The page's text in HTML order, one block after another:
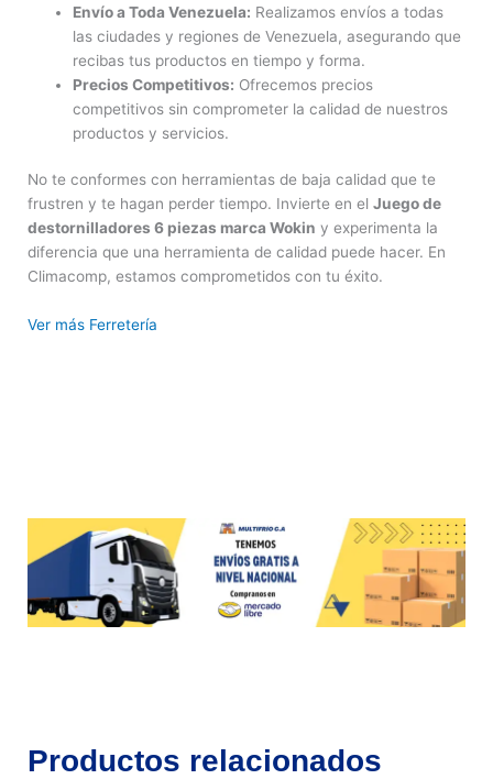
Envío a Toda Venezuela: Realizamos envíos a todas
las ciudades y regiones de Venezuela, asegurando que
recibas tus productos en tiempo y forma.
Precios Competitivos: Ofrecemos precios
competitivos sin comprometer la calidad de nuestros
productos y servicios.
No te conformes con herramientas de baja calidad que te
frustren y te hagan perder tiempo. Invierte en el Juego de
destornilladores 6 piezas marca Wokin y experimenta la
diferencia que una herramienta de calidad puede hacer. En
Climacomp, estamos comprometidos con tu éxito.
Ver más Ferretería
Productos relacionados